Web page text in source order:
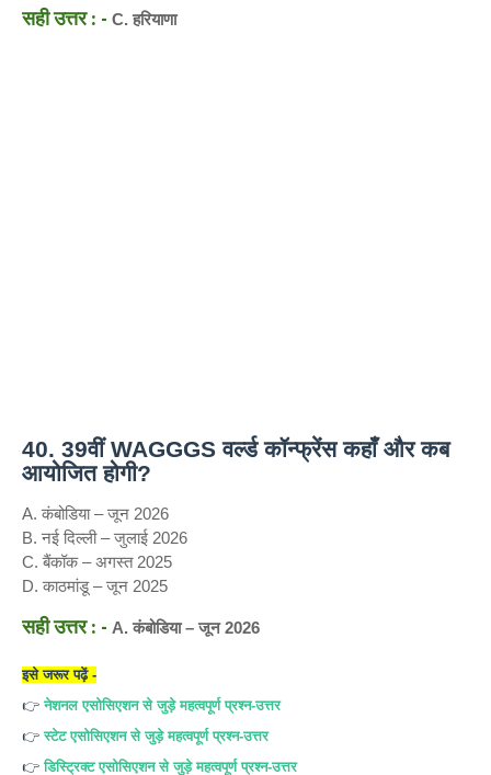
सही उत्तर : - C. हरियाणा
40. 39वीं WAGGGS वर्ल्ड कॉन्फ्रेंस कहाँ और कब
आयोजित होगी?
A. कंबोडिया – जून 2026
B. नई दिल्ली – जुलाई 2026
C. बैंकॉक – अगस्त 2025
D. काठमांडू – जून 2025
सही उत्तर : - A. कंबोडिया – जून 2026
इसे जरूर पढ़ें -
👉 नेशनलएसोसिएशन से जुड़े महत्वपूर्ण प्रश्न-उत्तर
👉स्टेट एसोसिएशन से जुड़े महत्वपूर्ण प्रश्न-उत्तर
👉डिस्ट्रिक्ट एसोसिएशन से जुड़े महत्वपूर्ण प्रश्न-उत्तर